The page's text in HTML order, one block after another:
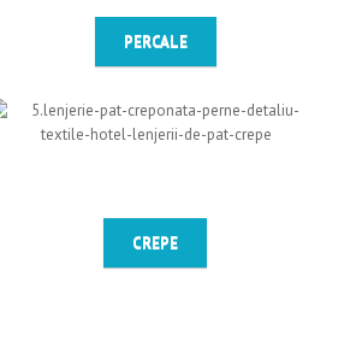
PERCALE
CREPE